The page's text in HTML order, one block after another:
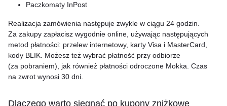
Paczkomaty InPost
Realizacja zamówienia następuje zwykle w ciągu 24 godzin.
Za zakupy zapłacisz wygodnie online, używając następujących
metod płatności: przelew internetowy, karty Visa i MasterCard,
kody BLIK. Możesz też wybrać płatność przy odbiorze
(za pobraniem), jak również płatności odroczone Mokka. Czas
na zwrot wynosi 30 dni.
Dlaczego warto sięgnąć po kupony zniżkowe